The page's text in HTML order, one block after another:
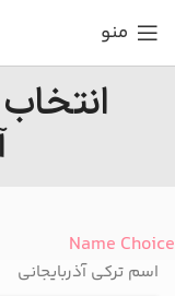
منو
Name Choice
اسم ترکی آذربایجانی